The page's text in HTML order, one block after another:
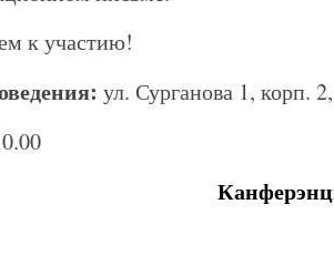
к участию!
ул. Сурганова 1, корп.